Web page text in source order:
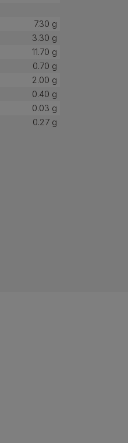
7.30 g
3.30 g
11.70 g
0.70 g
2.00 g
0.40 g
0.03 g
0.27 g